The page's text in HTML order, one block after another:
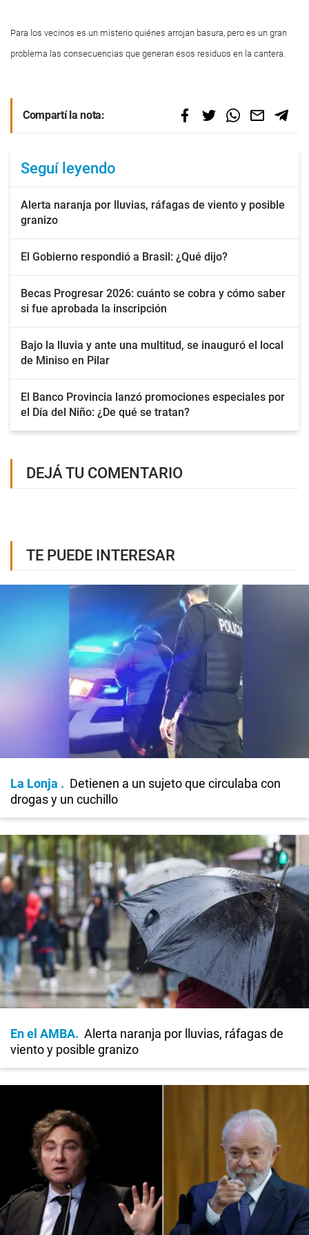
Para los vecinos es un misterio quiénes arrojan basura, pero es un gran
problema las consecuencias que generan esos residuos en la cantera.
Compartí la nota:
Seguí leyendo
Alerta naranja por lluvias, ráfagas de viento y posible
granizo
El Gobierno respondió a Brasil: ¿Qué dijo?
Becas Progresar 2026: cuánto se cobra y cómo saber
si fue aprobada la inscripción
Bajo la lluvia y ante una multitud, se inauguró el local
de Miniso en Pilar
El Banco Provincia lanzó promociones especiales por
el Día del Niño: ¿De qué se tratan?
DEJÁ TU COMENTARIO
TE PUEDE INTERESAR
La Lonja
Detienen a un sujeto que circulaba con
drogas y un cuchillo
En el AMBA
Alerta naranja por lluvias, ráfagas de
viento y posible granizo